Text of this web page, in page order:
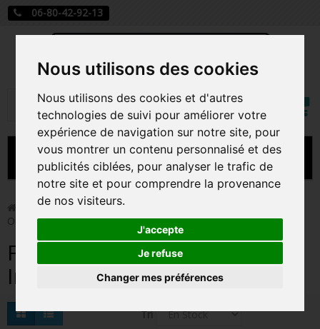
Nous utilisons des cookies
Nous utilisons des cookies et d'autres
technologies de suivi pour améliorer votre
expérience de navigation sur notre site, pour
vous montrer un contenu personnalisé et des
publicités ciblées, pour analyser le trafic de
notre site et pour comprendre la provenance
de nos visiteurs.
J'accepte
Je refuse
Changer mes préférences
06-80-42-92-13
Rechercher
Mon
MENU
CARTE A JOUER
PRÉCOMMANDE FIGURINES POP
FIGURINES POP MANGA
FIGURINES POP DISNEY
FIGURINES POP MARVEL
Funko Pop! > Figurines Pop Série TV
Only Murders In The Building
Figurines Pop Only Murders
In The Building
Tri